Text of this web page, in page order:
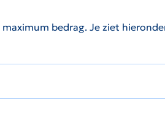
bedrag. Je ziet